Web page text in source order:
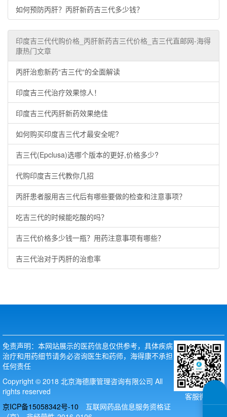
如何预防丙肝？丙肝新药吉三代多少钱？
印度吉三代代购价格_丙肝新药吉三代价格_吉三代直邮网-海得
康热门文章
丙肝治愈新药“吉三代“的全面解读
印度吉三代治疗效果惊人！
印度吉三代丙肝新药效果绝佳
如何购买印度吉三代才最安全呢?
吉三代(Epclusa)选哪个版本的更好,价格多少?
代购印度吉三代教你几招
丙肝患者服用吉三代后有哪些要做的检查和注意事项？
吃吉三代的时候能吃酸的吗？
吉三代价格多少钱一瓶？用药注意事项有哪些？
吉三代治对于丙肝的治愈率
客服微信
免责声明：本网站展示的医药信息仅供参考，具体疾病
治疗和用药细节请务必咨询医生和药师，海得康不承担
任何责任
Copyright © 2018 北京海德康管理咨询有限公司 All
rights reserved
京ICP备15058342号-10 互联网药品信息服务资格证